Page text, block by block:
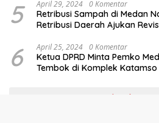
5 April 29, 2024 0 Komentar
Retribusi Sampah di Medan
Retribusi Daerah Ajukan
6 April 25, 2024 0 Komentar
Ketua DPRD Minta Pemko
Tembok di Komplek Katamso
Selengkapnya